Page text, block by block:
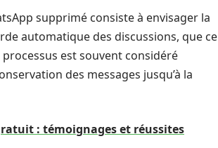
supprimé consiste à envisager la
automatique des discussions, que ce
est souvent considéré
des messages jusqu’à la
: témoignages et réussites